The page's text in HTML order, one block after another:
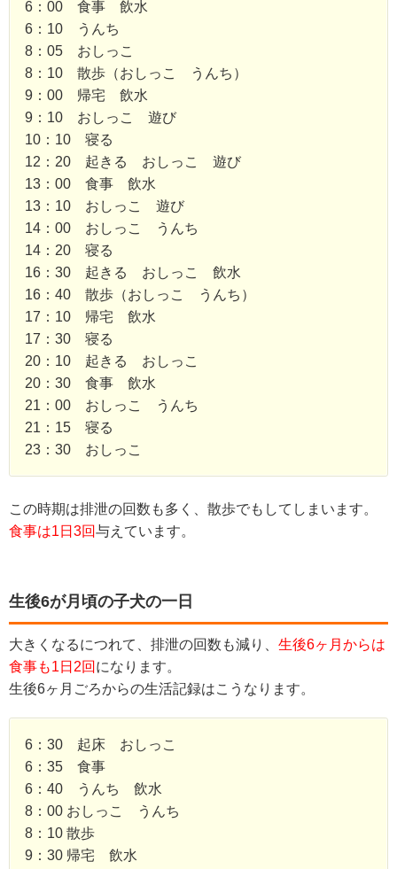
6：00 食事 飲水
6：10 うんち
8：05 おしっこ
8：10 散歩（おしっこ うんち）
9：00 帰宅 飲水
9：10 おしっこ 遊び
10：10 寝る
12：20 起きる おしっこ 遊び
13：00 食事 飲水
13：10 おしっこ 遊び
14：00 おしっこ うんち
14：20 寝る
16：30 起きる おしっこ 飲水
16：40 散歩（おしっこ うんち）
17：10 帰宅 飲水
17：30 寝る
20：10 起きる おしっこ
20：30 食事 飲水
21：00 おしっこ うんち
21：15 寝る
23：30 おしっこ
この時期は排泄の回数も多く、散歩でもしてしまいます。
食事は1日3回与えています。
生後6が月頃の子犬の一日
大きくなるにつれて、排泄の回数も減り、 生後6ヶ月からは
食事も1日2回 になります。
生後6ヶ月ごろからの生活記録はこうなります。
6：30 起床 おしっこ
6：35 食事
6：40 うんち 飲水
8：00 おしっこ うんち
8：10 散歩
9：30 帰宅 飲水